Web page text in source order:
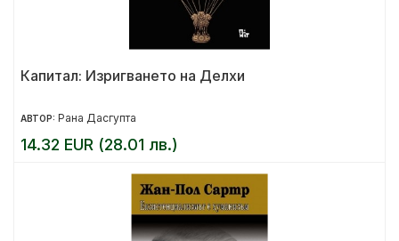
Капитал: Изригването на Делхи
АВТОР: Рана Дасгупта
14.32 EUR (28.01 лв.)